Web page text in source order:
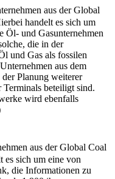
aus der Global
handelt es sich um
Öl- und Gasunternehmen
die in der
und Gas als fossilen
aus dem
Planung weiterer
beteiligt sind.
wird ebenfalls
aus der Global Coal
sich um eine von
die Informationen zu